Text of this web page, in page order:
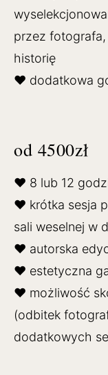
przez fotografa,
historię
♥ dodatkowa
od 4500zł
♥ 8 lub 12
♥ krótka sesja
sali weselnej w
♥ autorska
♥ estetyczna
♥ możliwość
(odbitek
dodatkowych